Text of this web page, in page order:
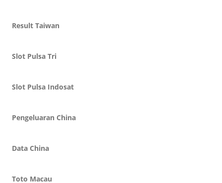
Result Taiwan
Slot Pulsa Tri
Slot Pulsa Indosat
Pengeluaran China
Data China
Toto Macau